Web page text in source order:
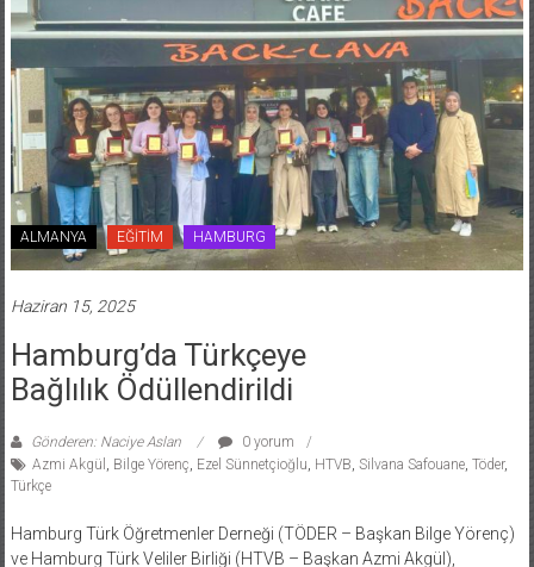
ALMANYA EĞİTİM HAMBURG
Haziran 15, 2025
Hamburg’da Türkçeye
Bağlılık Ödüllendirildi
Gönderen: Naciye Aslan
0 yorum
Azmi Akgül , Bilge Yörenç, Ezel Sünnetçioğlu, HTVB, Silvana Safouane, Töder,
Türkçe
Hamburg Türk Öğretmenler Derneği (TÖDER – Başkan Bilge Yörenç)
ve Hamburg Türk Veliler Birliği (HTVB – Başkan Azmi Akgül),